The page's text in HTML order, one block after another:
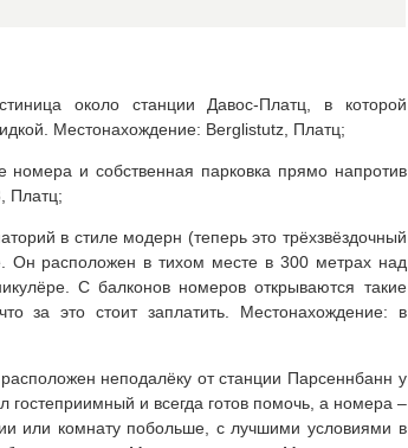
около станции Давос-Платц, в которой
Местонахождение: Berglistutz, Платц;
номера и собственная парковка прямо напротив
Платц;
в стиле модерн (теперь это трёхзвёздочный
Он расположен в тихом месте в 300 метрах над
С балконов номеров открываются такие
за это стоит заплатить. Местонахождение: в
неподалёку от станции Парсеннбанн у
и всегда готов помочь, а номера –
или комнату побольше, с лучшими условиями в